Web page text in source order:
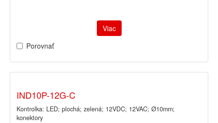
Viac
Porovnať
IND10P-12G-C
Kontrolka: LED; plochá; zelená; 12VDC; 12VAC; Ø10mm;
konektory